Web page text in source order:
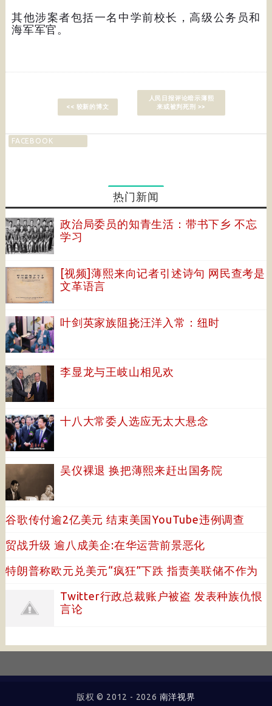
其他涉案者包括一名中学前校长，高级公务员和
海军军官。
<< 较新的博文
人民日报评论暗示薄熙
来或被判死刑 >>
FACEBOOK
热门新闻
政治局委员的知青生活：带书下乡 不忘
学习
[视频]薄熙来向记者引述诗句 网民查考是
文革语言
叶剑英家族阻挠汪洋入常：纽时
李显龙与王岐山相见欢
十八大常委人选应无太大悬念
吴仪裸退 换把薄熙来赶出国务院
谷歌传付逾2亿美元 结束美国YouTube违例调查
贸战升级 逾八成美企:在华运营前景恶化
特朗普称欧元兑美元“疯狂”下跌 指责美联储不作为
Twitter行政总裁账户被盗 发表种族仇恨
言论
版权 © 2012 - 2026 南洋视界